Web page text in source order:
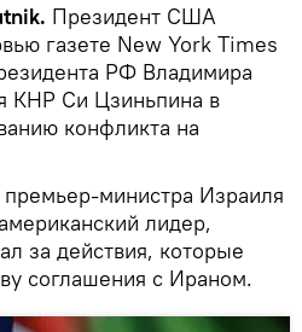
Президент США
газете New York Times
РФ Владимира
КНР Си Цзиньпина в
конфликта на
министра Израиля
лидер,
за действия, которые
соглашения с Ираном.